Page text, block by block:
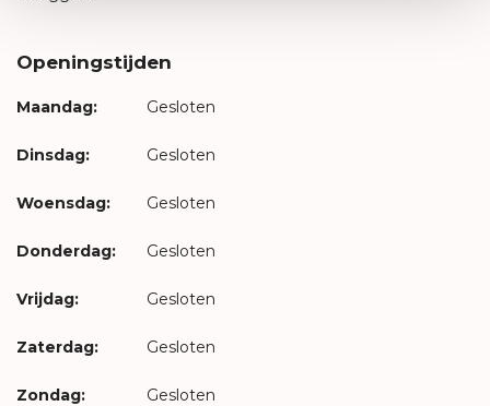
Openingstijden
Maandag: Gesloten
Dinsdag: Gesloten
Woensdag: Gesloten
Donderdag: Gesloten
Vrijdag: Gesloten
Zaterdag: Gesloten
Zondag: Gesloten